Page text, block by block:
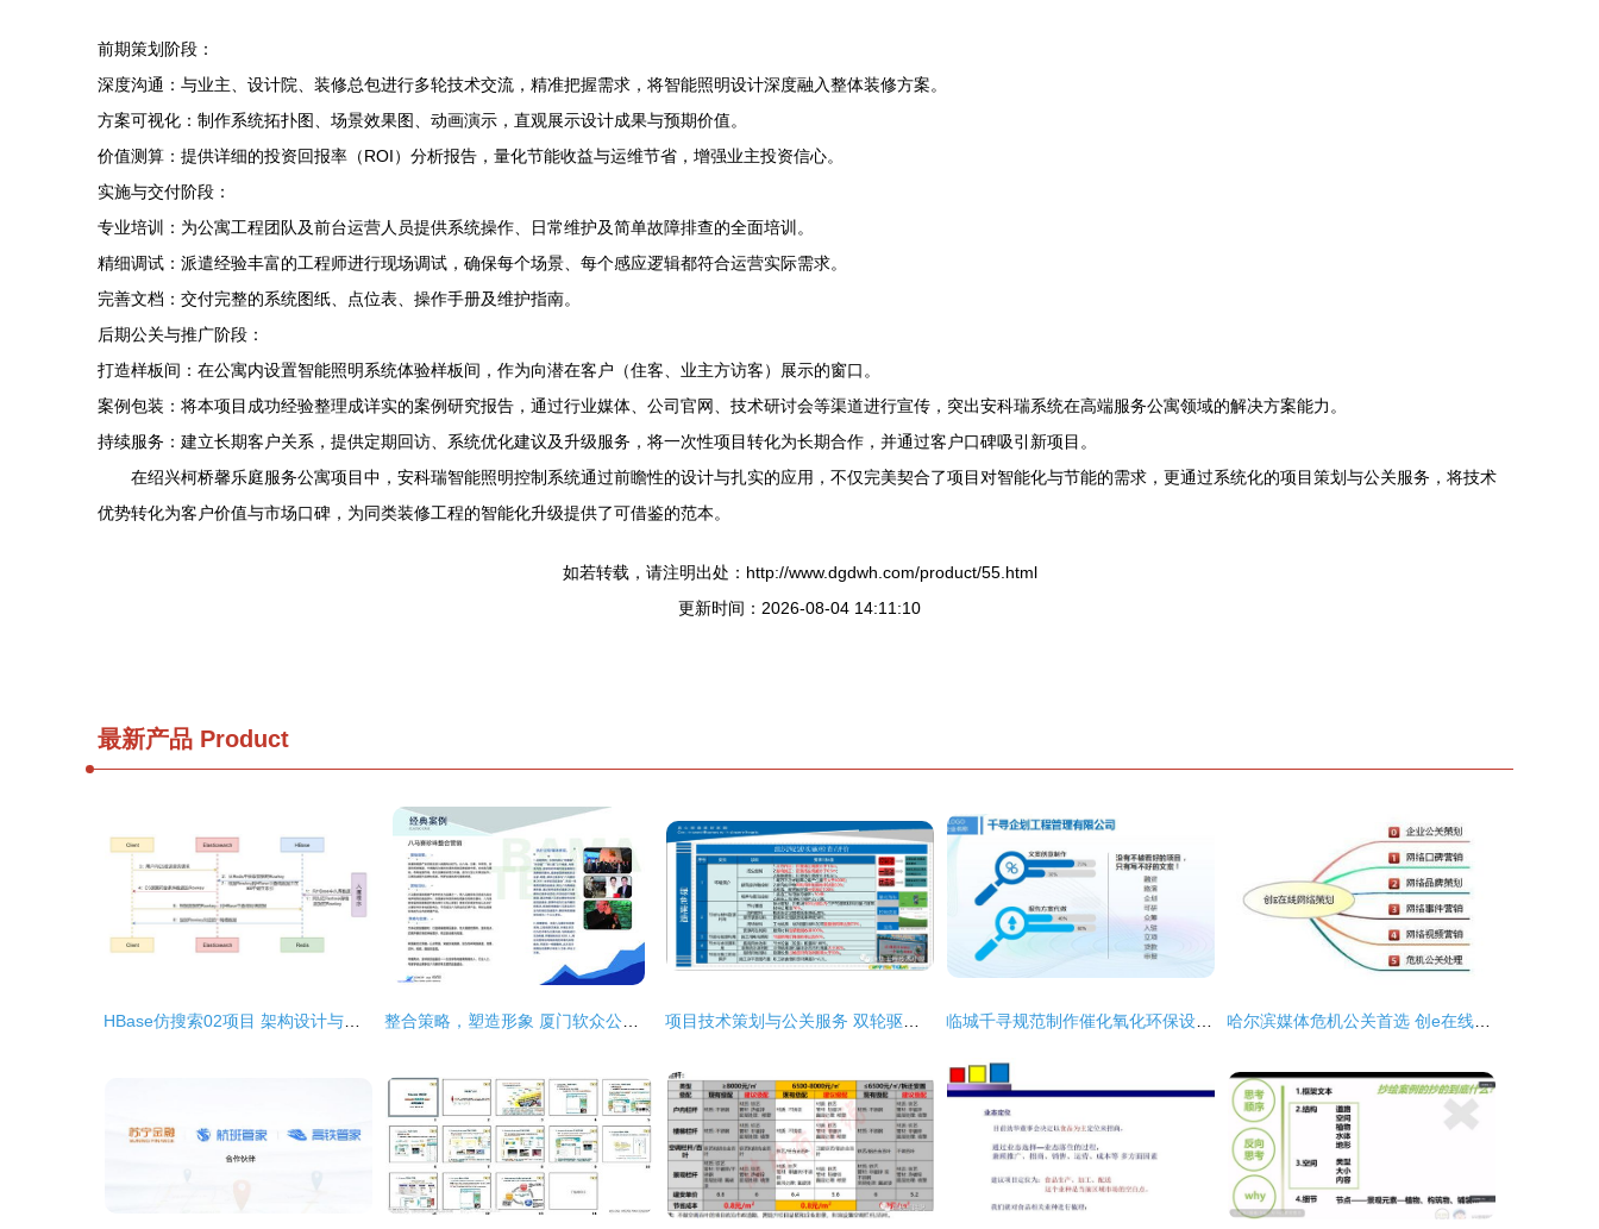
前期策划阶段：
深度沟通：与业主、设计院、装修总包进行多轮技术交流，精准把握需求，将智能照明设计深度融入整体装修方案。
方案可视化：制作系统拓扑图、场景效果图、动画演示，直观展示设计成果与预期价值。
价值测算：提供详细的投资回报率（ROI）分析报告，量化节能收益与运维节省，增强业主投资信心。
实施与交付阶段：
专业培训：为公寓工程团队及前台运营人员提供系统操作、日常维护及简单故障排查的全面培训。
精细调试：派遣经验丰富的工程师进行现场调试，确保每个场景、每个感应逻辑都符合运营实际需求。
完善文档：交付完整的系统图纸、点位表、操作手册及维护指南。
后期公关与推广阶段：
打造样板间：在公寓内设置智能照明系统体验样板间，作为向潜在客户（住客、业主方访客）展示的窗口。
案例包装：将本项目成功经验整理成详实的案例研究报告，通过行业媒体、公司官网、技术研讨会等渠道进行宣传，突出安科瑞系统在高端服务公寓领域的解决方案能力。
持续服务：建立长期客户关系，提供定期回访、系统优化建议及升级服务，将一次性项目转化为长期合作，并通过客户口碑吸引新项目。
在绍兴柯桥馨乐庭服务公寓项目中，安科瑞智能照明控制系统通过前瞻性的设计与扎实的应用，不仅完美契合了项目对智能化与节能的需求，更通过系统化的项目策划与公关服务，将技术
优势转化为客户价值与市场口碑，为同类装修工程的智能化升级提供了可借鉴的范本。
如若转载，请注明出处：http://www.dgdwh.com/product/55.html
更新时间：2026-08-04 14:11:10
最新产品 Product